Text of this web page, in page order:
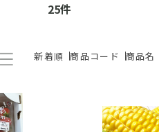
新着順 商品コード 商品名
25件